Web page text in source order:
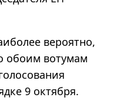
вероятно,
обоим вотумам
9 октября.